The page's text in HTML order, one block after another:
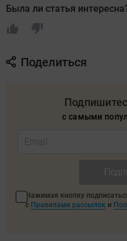
Была ли статья
Поделиться
с самыми
Нажимая кнопку
с Правилами рассылок и